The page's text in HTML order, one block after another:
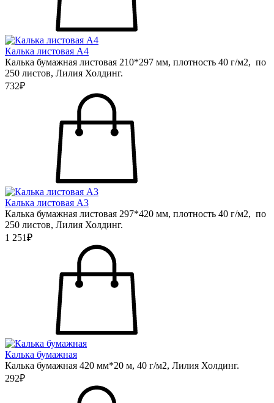
Калька листовая А4
Калька бумажная листовая 210*297 мм, плотность 40 г/м2, по
250 листов, Лилия Холдинг.
732₽
Калька листовая А3
Калька бумажная листовая 297*420 мм, плотность 40 г/м2, по
250 листов, Лилия Холдинг.
1 251₽
Калька бумажная
Калька бумажная 420 мм*20 м, 40 г/м2, Лилия Холдинг.
292₽